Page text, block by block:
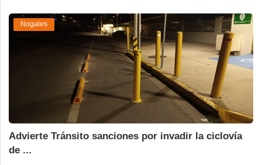
Nogales
Advierte Tránsito sanciones por invadir la ciclovía
de ...